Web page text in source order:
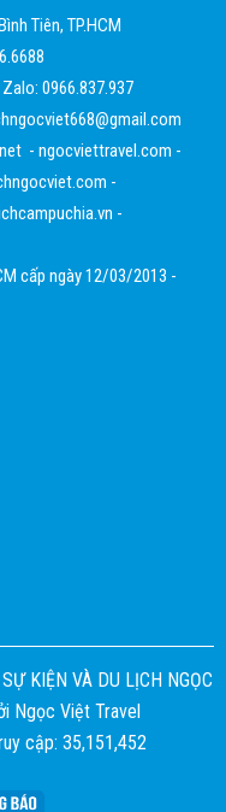
Tiên, TP.HCM
0966.837.937
- ngocviettravel.com -
-
-
cấp ngày 12/03/2013 -
KIỆN VÀ DU LỊCH NGỌC
Ngọc Việt Travel
cập: 35,151,452